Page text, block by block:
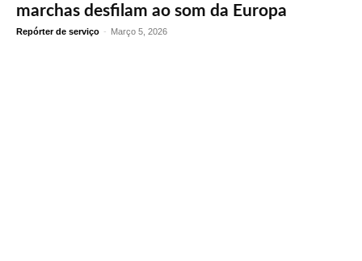
marchas desfilam ao som da Europa
Repórter de serviço - Março 5, 2026